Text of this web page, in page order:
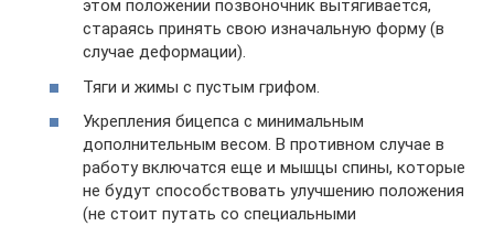
этом положении позвоночник вытягивается,
стараясь принять свою изначальную форму (в
случае деформации).
Тяги и жимы с пустым грифом.
Укрепления бицепса с минимальным
дополнительным весом. В противном случае в
работу включатся еще и мышцы спины, которые
не будут способствовать улучшению положения
(не стоит путать со специальными